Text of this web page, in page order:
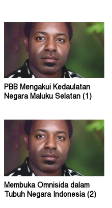
PBB Mengakui Kedaulatan
Negara Maluku Selatan (1)
Membuka Omnisida dalam
Tubuh Negara Indonesia (2)